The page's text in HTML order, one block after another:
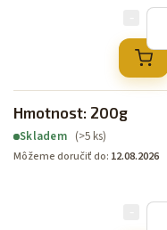
Hmotnost: 200g
Skladem (>5 ks)
Môžeme doručiť do: 12.08.2026